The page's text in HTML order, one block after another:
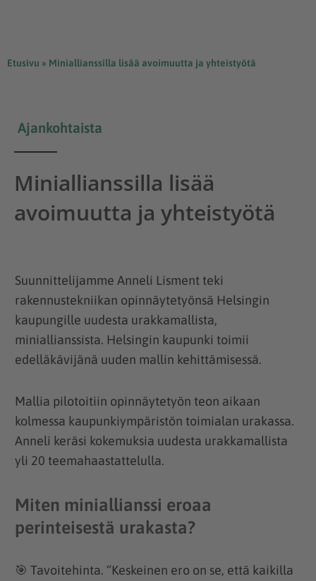
Etusivu » Miniallianssilla lisää avoimuutta ja yhteistyötä
Ajankohtaista
Miniallianssilla lisää
avoimuutta ja yhteistyötä
Suunnittelijamme Anneli Lisment teki
rakennustekniikan opinnäytetyönsä Helsingin
kaupungille uudesta urakkamallista,
miniallianssista. Helsingin kaupunki toimii
edelläkävijänä uuden mallin kehittämisessä.
Mallia pilotoitiin opinnäytetyön teon aikaan
kolmessa kaupunkiympäristön toimialan urakassa.
Anneli keräsi kokemuksia uudesta urakkamallista
yli 20 teemahaastattelulla.
Miten miniallianssi eroaa
perinteisestä urakasta?
🎯 Tavoitehinta. “Keskeinen ero on se, että kaikilla